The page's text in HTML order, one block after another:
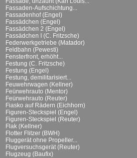
Fassaden-Aufschichtung...
Fassadenhof (Engel)
Fassädchen (Engel)
Fassädchen 2 (Engel)
Fassädchen I (C. Fritzsche)
Federwerkgetriebe (Matador)
Feldbahn (Pewesti)
Fensterfront, erhöht...
Festung (C. Fritzsche)
Festung (Engel)
Festung, demilitarisiert...
Feuwehrwagen (Kellner)
Feürwehrauto (Mentor)
Feürwehrauto (Reuter)
Fiasko auf Rädern (Eichhorn)
Figuren-Steckspiel (Engel)
Figuren-Steckspiel (Reuter)
Flak (Kellner)
Flotter Flitzer (BWH)
Fluggerät ohne Propeller...
Flugversuchsgerät (Reuter)
Flugzeug (Baufix)